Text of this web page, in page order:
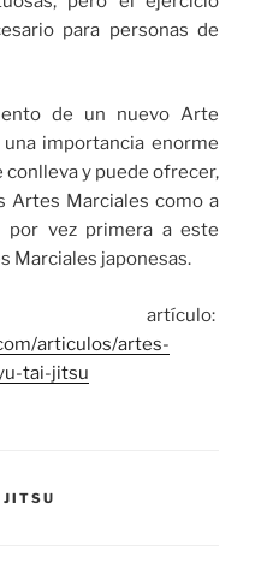
para personas de
de un nuevo Arte
importancia enorme
conlleva y puede ofrecer,
Artes Marciales como a
por vez primera a este
Marciales japonesas.
artículo:
articulos/artes-
tai-jitsu